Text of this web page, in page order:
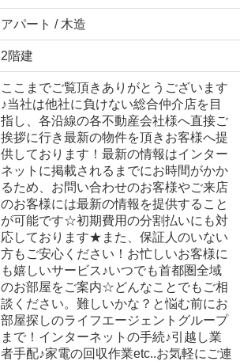
アパート / 木造
2階建
ここまでご覧頂きありがとうございます
♪当社は他社に負けない総合仲介店を目
指し、各沿線の各不動産会社様へ直接ご
挨拶に行き最新の物件を頂きお客様へ提
供しております！最新の情報はインター
ネットに掲載されるまでにお時間がかか
るため、お問い合わせのお客様やご来店
のお客様には最新の情報を提供すること
が可能です☆初期費用の分割払いにも対
応しております★また、保証人のいない
方もご安心ください！お忙しいお客様に
も嬉しいサービス♪いつでも首都圏全域
のお部屋をご案内☆どんなことでもご相
談ください。難しいかな？と悩む前にお
部屋探しのライフエージェントグループ
まで！インターネットの手続♪引越し業
者手配♪家電の回収作業etc..お気軽にご連